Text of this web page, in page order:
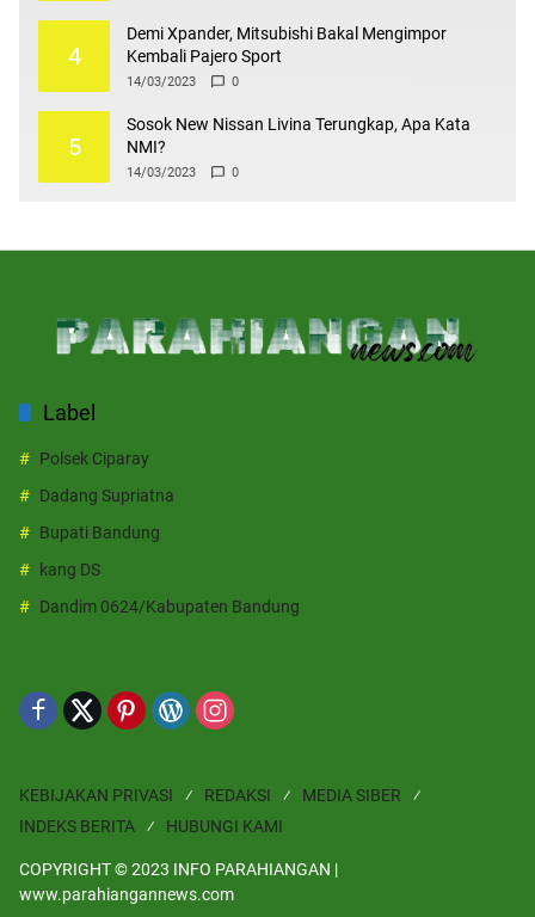
4
Demi Xpander, Mitsubishi Bakal Mengimpor
Kembali Pajero Sport
14/03/2023 0
5
Sosok New Nissan Livina Terungkap, Apa Kata
NMI?
14/03/2023 0
Label
Polsek Ciparay
Dadang Supriatna
Bupati Bandung
kang DS
Dandim 0624/Kabupaten Bandung
KEBIJAKAN PRIVASI REDAKSI
MEDIA SIBER
INDEKS BERITA
HUBUNGI KAMI
COPYRIGHT © 2023 INFO PARAHIANGAN |
www.parahiangannews.com